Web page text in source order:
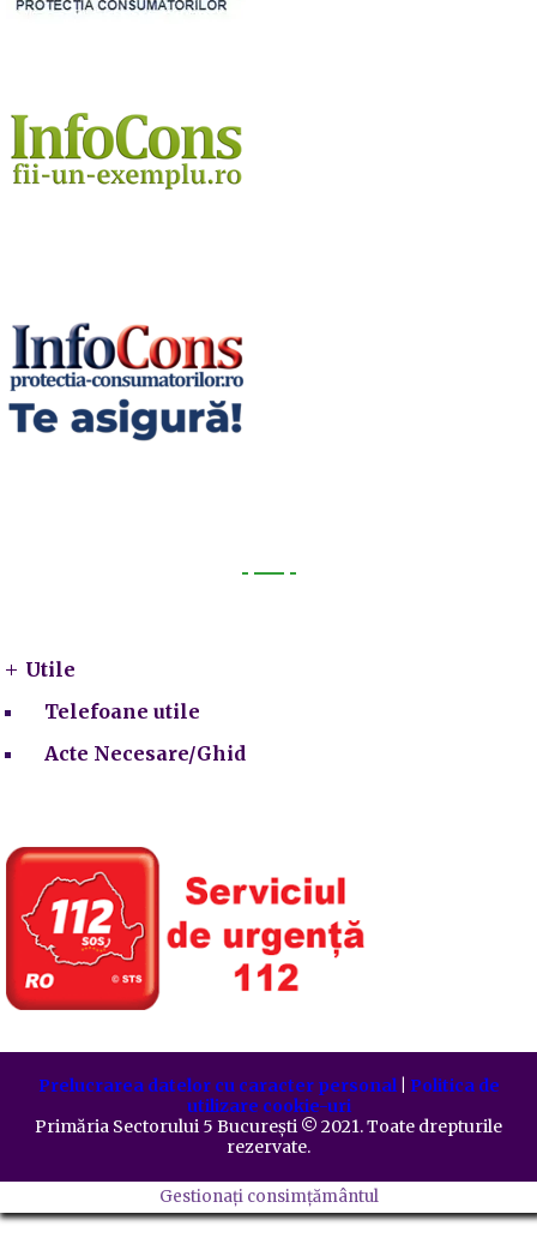
Utile
Telefoane utile
Acte Necesare/Ghid
Prelucrarea datelor cu caracter personal| Politica de
utilizare cookie-uri
Primăria Sectorului 5 București ©️ 2021. Toate drepturile
rezervate.
Gestionați consimțământul